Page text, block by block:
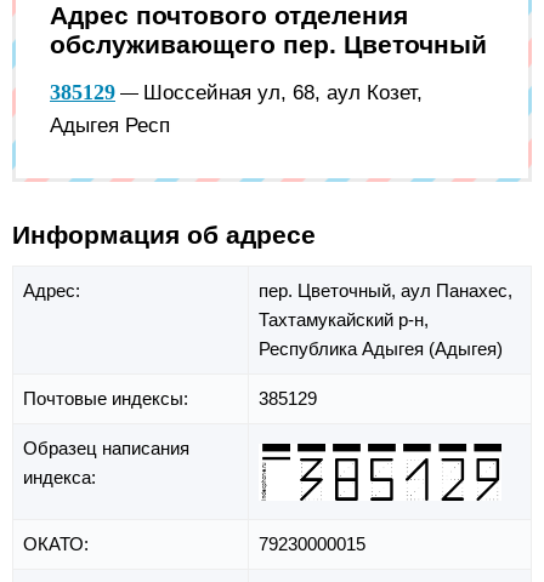
Адрес почтового отделения
обслуживающего пер. Цветочный
385129 — Шоссейная ул, 68, аул Козет,
Адыгея Респ
Информация об адресе
Адрес: пер. Цветочный, аул Панахес,
Тахтамукайский р-н,
Республика Адыгея (Адыгея)
Почтовые индексы: 385129
Образец написания
индекса:
ОКАТО: 79230000015